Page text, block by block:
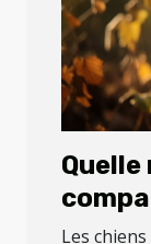
Quelle
Les